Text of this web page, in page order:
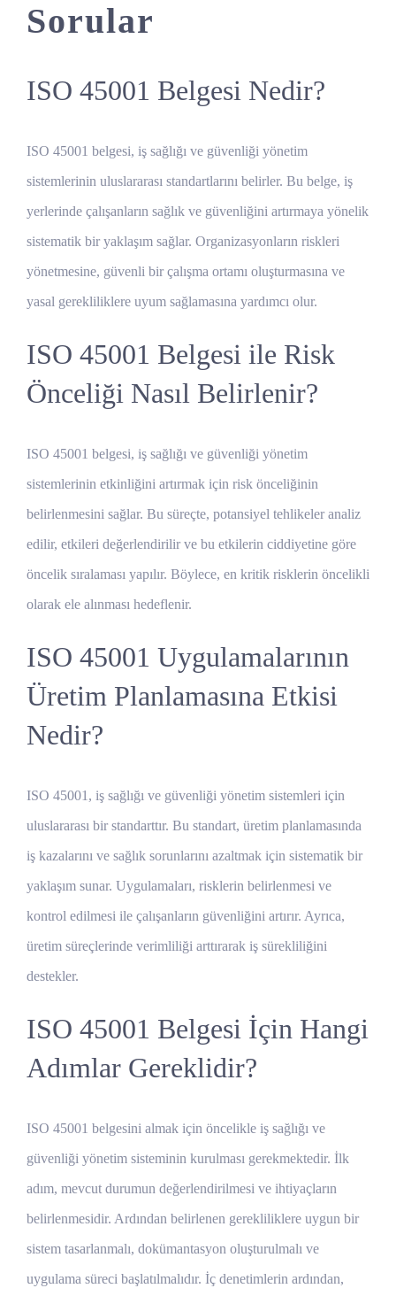
Sorular
ISO 45001 Belgesi Nedir?
ISO 45001 belgesi, iş sağlığı ve güvenliği yönetim
sistemlerinin uluslararası standartlarını belirler. Bu belge, iş
yerlerinde çalışanların sağlık ve güvenliğini artırmaya yönelik
sistematik bir yaklaşım sağlar. Organizasyonların riskleri
yönetmesine, güvenli bir çalışma ortamı oluşturmasına ve
yasal gerekliliklere uyum sağlamasına yardımcı olur.
ISO 45001 Belgesi ile Risk
Önceliği Nasıl Belirlenir?
ISO 45001 belgesi, iş sağlığı ve güvenliği yönetim
sistemlerinin etkinliğini artırmak için risk önceliğinin
belirlenmesini sağlar. Bu süreçte, potansiyel tehlikeler analiz
edilir, etkileri değerlendirilir ve bu etkilerin ciddiyetine göre
öncelik sıralaması yapılır. Böylece, en kritik risklerin öncelikli
olarak ele alınması hedeflenir.
ISO 45001 Uygulamalarının
Üretim Planlamasına Etkisi
Nedir?
ISO 45001, iş sağlığı ve güvenliği yönetim sistemleri için
uluslararası bir standarttır. Bu standart, üretim planlamasında
iş kazalarını ve sağlık sorunlarını azaltmak için sistematik bir
yaklaşım sunar. Uygulamaları, risklerin belirlenmesi ve
kontrol edilmesi ile çalışanların güvenliğini artırır. Ayrıca,
üretim süreçlerinde verimliliği arttırarak iş sürekliliğini
destekler.
ISO 45001 Belgesi İçin Hangi
Adımlar Gereklidir?
ISO 45001 belgesini almak için öncelikle iş sağlığı ve
güvenliği yönetim sisteminin kurulması gerekmektedir. İlk
adım, mevcut durumun değerlendirilmesi ve ihtiyaçların
belirlenmesidir. Ardından belirlenen gerekliliklere uygun bir
sistem tasarlanmalı, dokümantasyon oluşturulmalı ve
uygulama süreci başlatılmalıdır. İç denetimlerin ardından,